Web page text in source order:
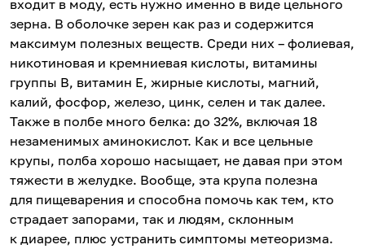
входит в моду, есть нужно именно в виде цельного
зерна. В оболочке зерен как раз и содержится
максимум полезных веществ. Среди них – фолиевая,
никотиновая и кремниевая кислоты, витамины
группы В, витамин Е, жирные кислоты, магний,
калий, фосфор, железо, цинк, селен и так далее.
Также в полбе много белка: до 32%, включая 18
незаменимых аминокислот. Как и все цельные
крупы, полба хорошо насыщает, не давая при этом
тяжести в желудке. Вообще, эта крупа полезна
для пищеварения и способна помочь как тем, кто
страдает запорами, так и людям, склонным
к диарее, плюс устранить симптомы метеоризма.